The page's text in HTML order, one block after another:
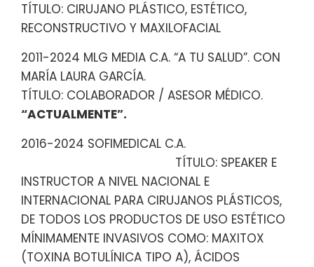
TÍTULO: CIRUJANO PLÁSTICO, ESTÉTICO,
RECONSTRUCTIVO Y MAXILOFACIAL
2011-2024 MLG MEDIA C.A. “A TU SALUD”. CON
MARÍA LAURA GARCÍA.
TÍTULO: COLABORADOR / ASESOR MÉDICO.
“ACTUALMENTE”.
2016-2024 SOFIMEDICAL C.A.
TÍTULO: SPEAKER E
INSTRUCTOR A NIVEL NACIONAL E
INTERNACIONAL PARA CIRUJANOS PLÁSTICOS,
DE TODOS LOS PRODUCTOS DE USO ESTÉTICO
MÍNIMAMENTE INVASIVOS COMO: MAXITOX
(TOXINA BOTULÍNICA TIPO A), ÁCIDOS